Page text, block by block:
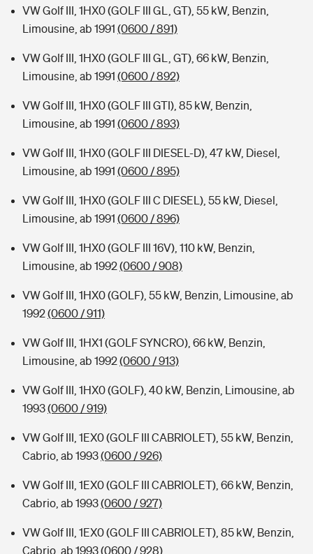
VW Golf III, 1HX0 (GOLF III GL, GT), 55 kW, Benzin,
Limousine, ab 1991 (0600 / 891)
VW Golf III, 1HX0 (GOLF III GL, GT), 66 kW, Benzin,
Limousine, ab 1991 (0600 / 892)
VW Golf III, 1HX0 (GOLF III GTI), 85 kW, Benzin,
Limousine, ab 1991 (0600 / 893)
VW Golf III, 1HX0 (GOLF III DIESEL-D), 47 kW, Diesel,
Limousine, ab 1991 (0600 / 895)
VW Golf III, 1HX0 (GOLF III C DIESEL), 55 kW, Diesel,
Limousine, ab 1991 (0600 / 896)
VW Golf III, 1HX0 (GOLF III 16V), 110 kW, Benzin,
Limousine, ab 1992(0600 / 908)
VW Golf III, 1HX0 (GOLF), 55 kW, Benzin, Limousine, ab
1992(0600 / 911)
VW Golf III, 1HX1 (GOLF SYNCRO), 66 kW, Benzin,
Limousine, ab 1992(0600 / 913)
VW Golf III, 1HX0 (GOLF), 40 kW, Benzin, Limousine, ab
1993(0600 / 919)
VW Golf III, 1EX0 (GOLF III CABRIOLET), 55 kW, Benzin,
Cabrio, ab 1993(0600 / 926)
VW Golf III, 1EX0 (GOLF III CABRIOLET), 66 kW, Benzin,
Cabrio, ab 1993(0600 / 927)
VW Golf III, 1EX0 (GOLF III CABRIOLET), 85 kW, Benzin,
Cabrio, ab 1993(0600 / 928)